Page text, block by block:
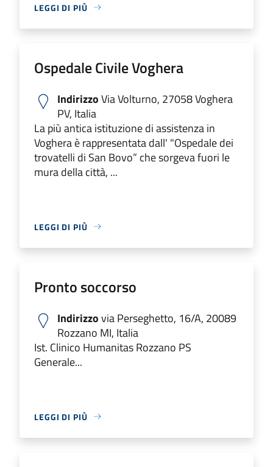
LEGGI DI PIÙ
Ospedale Civile Voghera
IndirizzoVia Volturno, 27058 Voghera
PV, Italia
La più antica istituzione di assistenza in
Voghera è rappresentata dall' "Ospedale dei
trovatelli di San Bovo” che sorgeva fuori le
mura della città, ...
LEGGI DI PIÙ
Pronto soccorso
Indirizzovia Perseghetto, 16/A, 20089
Rozzano MI, Italia
Ist. Clinico Humanitas Rozzano PS
Generale...
LEGGI DI PIÙ